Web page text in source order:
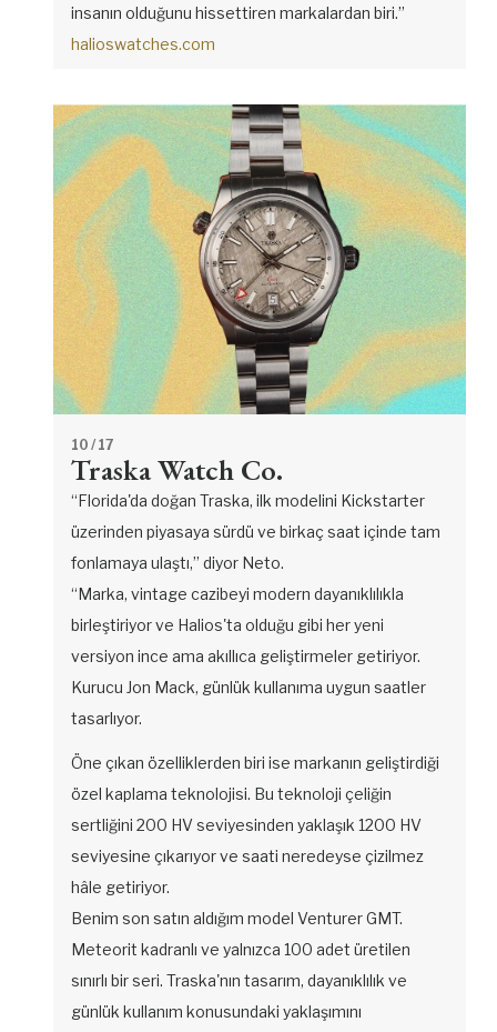
insanın olduğunu hissettiren markalardan biri.”
halioswatches.com
10 / 17
Traska Watch Co.
“Florida'da doğan Traska, ilk modelini Kickstarter
üzerinden piyasaya sürdü ve birkaç saat içinde tam
fonlamaya ulaştı,” diyor Neto.
“Marka, vintage cazibeyi modern dayanıklılıkla
birleştiriyor ve Halios'ta olduğu gibi her yeni
versiyon ince ama akıllıca geliştirmeler getiriyor.
Kurucu Jon Mack, günlük kullanıma uygun saatler
tasarlıyor.
Öne çıkan özelliklerden biri ise markanın geliştirdiği
özel kaplama teknolojisi. Bu teknoloji çeliğin
sertliğini 200 HV seviyesinden yaklaşık 1200 HV
seviyesine çıkarıyor ve saati neredeyse çizilmez
hâle getiriyor.
Benim son satın aldığım model Venturer GMT.
Meteorit kadranlı ve yalnızca 100 adet üretilen
sınırlı bir seri. Traska'nın tasarım, dayanıklılık ve
günlük kullanım konusundaki yaklaşımını